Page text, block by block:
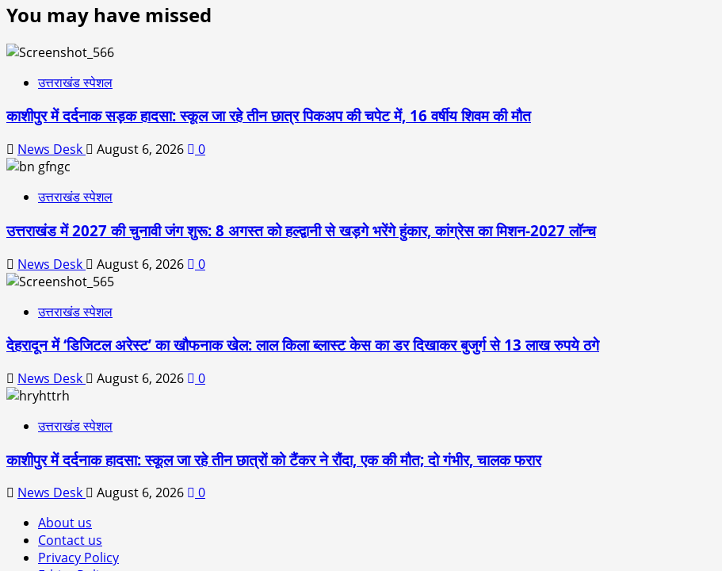
You may have missed
उत्तराखंड स्पेशल
काशीपुर में दर्दनाक सड़क हादसा: स्कूल जा रहे तीन छात्र पिकअप की चपेट में, 16 वर्षीय शिवम की मौत
News Desk August 6, 2026 0
उत्तराखंड स्पेशल
उत्तराखंड में 2027 की चुनावी जंग शुरू: 8 अगस्त को हल्द्वानी से खड़गे भरेंगे हुंकार, कांग्रेस का मिशन-2027 लॉन्च
News Desk August 6, 2026 0
उत्तराखंड स्पेशल
देहरादून में ‘डिजिटल अरेस्ट’ का खौफनाक खेल: लाल किला ब्लास्ट केस का डर दिखाकर बुजुर्ग से 13 लाख रुपये ठगे
News Desk August 6, 2026 0
उत्तराखंड स्पेशल
काशीपुर में दर्दनाक हादसा: स्कूल जा रहे तीन छात्रों को टैंकर ने रौंदा, एक की मौत; दो गंभीर, चालक फरार
News Desk August 6, 2026
0
About us
Contact us
Privacy Policy